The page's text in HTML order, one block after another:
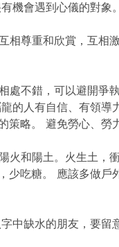
機會遇到心儀的對象。
相尊重和欣賞，互相
處不錯，可以避開爭
的人有自信、有領導
略。 避免勞心、勞
火和陽土。火生土，
少吃糖。 應該多做戶
中缺水的朋友，要